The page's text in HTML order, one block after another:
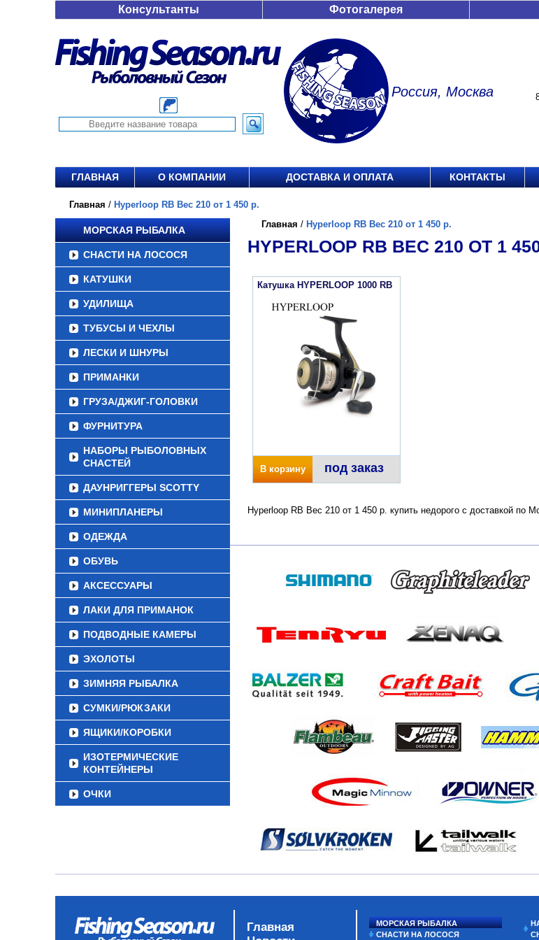
Консультанты Фотогалерея
Россия, Москва
ГЛАВНАЯ О КОМПАНИИ ДОСТАВКА И ОПЛАТА КОНТАКТЫ
Главная / Hyperloop RB Вес 210 от 1 450 р.
МОРСКАЯ РЫБАЛКА
СНАСТИ НА ЛОСОСЯ
КАТУШКИ
УДИЛИЩА
ТУБУСЫ И ЧЕХЛЫ
ЛЕСКИ И ШНУРЫ
ПРИМАНКИ
ГРУЗА/ДЖИГ-ГОЛОВКИ
ФУРНИТУРА
НАБОРЫ РЫБОЛОВНЫХ
СНАСТЕЙ
ДАУНРИГГЕРЫ SCOTTY
МИНИПЛАНЕРЫ
ОДЕЖДА
ОБУВЬ
АКСЕССУАРЫ
ЛАКИ ДЛЯ ПРИМАНОК
ПОДВОДНЫЕ КАМЕРЫ
ЭХОЛОТЫ
ЗИМНЯЯ РЫБАЛКА
СУМКИ/РЮКЗАКИ
ЯЩИКИ/КОРОБКИ
ИЗОТЕРМИЧЕСКИЕ
КОНТЕЙНЕРЫ
ОЧКИ
Главная / Hyperloop RB Вес 210 от 1 450 р.
HYPERLOOP RB ВЕС 210 ОТ 1
Катушка HYPERLOOP 1000 RB
В корзину под заказ
Hyperloop RB Вес 210 от 1 450 р. купить недорого с доставкой по
Главная
МОРСКАЯ РЫБАЛКА
СНАСТИ НА ЛОСОСЯ